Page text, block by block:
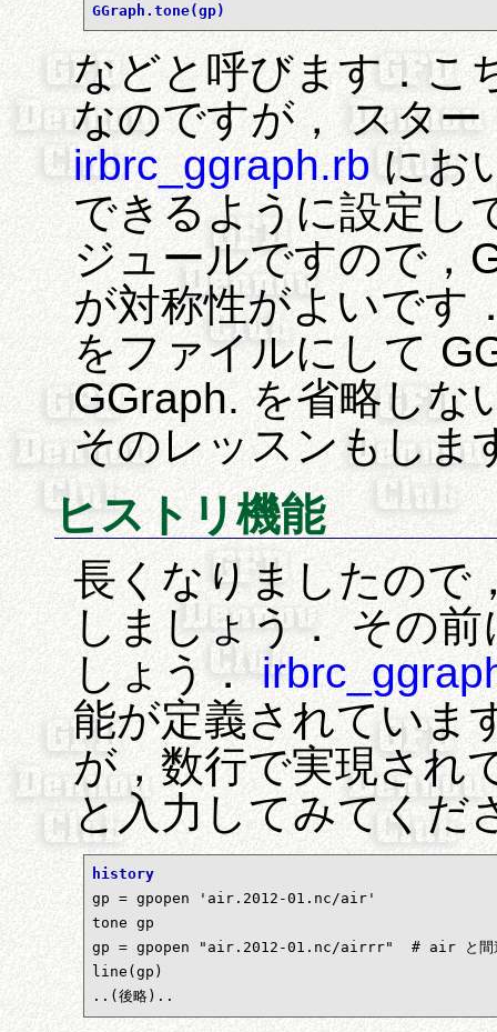
GGraph.tone(gp)
などと呼びます．こ
なのですが， スタ
irbrc_ggraph.rbにお
できるように設定し
ジュールですので，
が対称性がよいです
をファイルにして
GGraph. を省略しな
そのレッスンもしま
ヒストリ機能
長くなりましたので
しましょう． その
しょう．
能が定義されていま
が，数行で実現され
と入力してみてくだ
history
gp = gpopen 'air.2012-01.nc/air'
tone gp
gp = gpopen "air.2012-01.nc/airrr"  # air と間違
line(gp)
..(後略)..